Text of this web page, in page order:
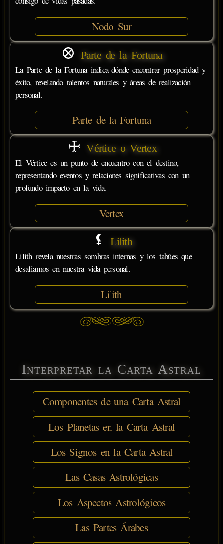
Nodo Sur
Parte de la Fortuna
La Parte de la Fortuna indica dónde encontrar prosperidad y
éxito, revelando talentos naturales y áreas de realización
personal.
Parte de la Fortuna
Vértice o Vertex
El Vértice es un punto de encuentro con el destino,
representando eventos y relaciones significativas con un
profundo impacto en la vida.
Vertex
Lilith
Lilith revela nuestras sombras internas y los tabúes que
desafiamos en nuestra vida personal.
Lilith
Interpretar la Carta Astral
Componentes de una Carta Astral
Los Planetas en la Carta Astral
Los Signos en la Carta Astral
Las Casas Astrológicas
Los Aspectos Astrológicos
Las Partes Árabes